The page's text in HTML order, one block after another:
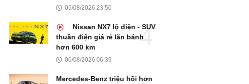
05/08/2026 23:50
Nissan NX7 lộ diện - SUV
thuần điện giá rẻ lăn bánh
hơn 600 km
06/08/2026 06:39
Mercedes-Benz triệu hồi hơn